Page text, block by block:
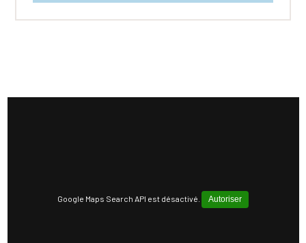
Google Maps Search API est désactivé. Autoriser